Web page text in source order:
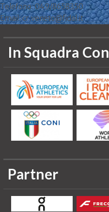
Telefono: 049/8658350
Email: cr.veneto@fidal.it
In Squadra Con
Partner